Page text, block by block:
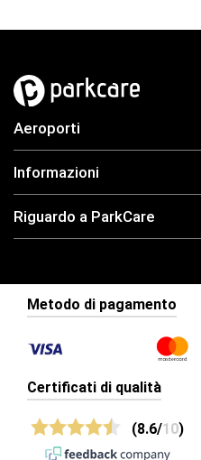
Aeroporti
Informazioni
Riguardo a ParkCare
Metodo di pagamento
Certificati di qualità
(8.6/10)